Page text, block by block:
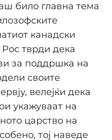
било главна тема
канадски
тврди дека
за поддршка на
своите
велејќи дека
укажуваат на
царство на
тој наведе